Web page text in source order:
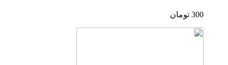
300 تومان